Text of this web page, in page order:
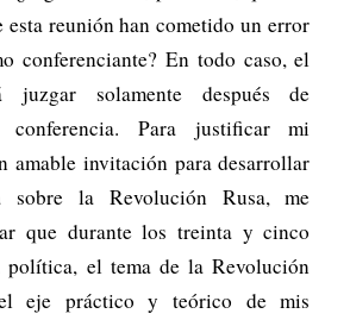
esta reunión han cometido un error
conferenciante? En todo caso, el
juzgar solamente después de
conferencia. Para justificar mi
amable invitación para desarrollar
sobre la Revolución Rusa, me
que durante los treinta y cinco
el tema de la Revolución
eje práctico y teórico de mis